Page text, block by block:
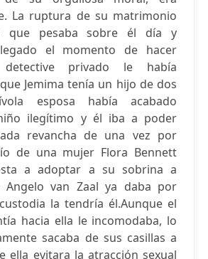
La ruptura de su matrimonio
que pesaba sobre él día y
el momento de hacer
privado le había
Jemima tenía un hijo de dos
esposa había acabado
ilegítimo y él iba a poder
revancha de una vez por
de una mujer Flora Bennett
a adoptar a su sobrina a
van Zaal ya daba por
la tendría él.Aunque el
hacia ella le incomodaba, lo
sacaba de sus casillas a
ella evitara la atracción sexual